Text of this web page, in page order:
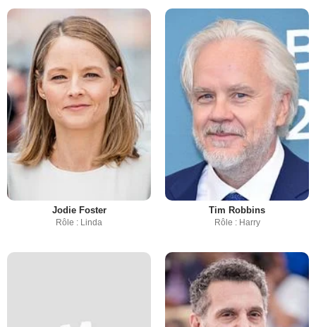
Jodie Foster
Rôle : Linda
Tim Robbins
Rôle : Harry